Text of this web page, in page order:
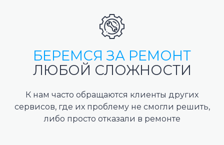
БЕРЕМСЯ ЗА РЕМОНТ
ЛЮБОЙ СЛОЖНОСТИ
К нам часто обращаются клиенты других
сервисов, где их проблему не смогли решить,
либо просто отказали в ремонте